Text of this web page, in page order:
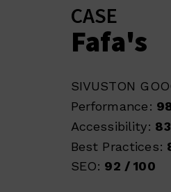
CASE
Fafa's
SIVUSTON
Performance:
Accessibility:
Best Practices:
SEO: 92 / 100